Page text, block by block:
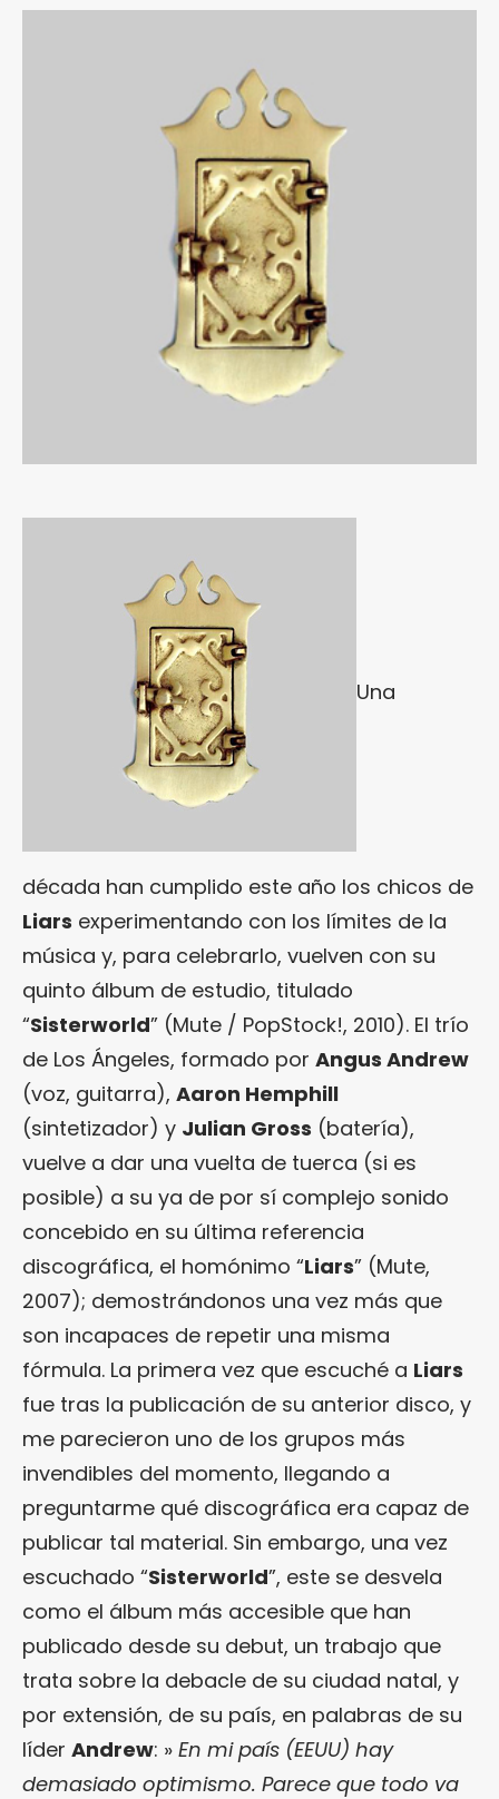
Una
década han cumplido este año los chicos de
Liars experimentando con los límites de la
música y, para celebrarlo, vuelven con su
quinto álbum de estudio, titulado
“Sisterworld” (Mute / PopStock!, 2010). El trío
de Los Ángeles, formado por Angus Andrew
(voz, guitarra), Aaron Hemphill
(sintetizador) y Julian Gross (batería),
vuelve a dar una vuelta de tuerca (si es
posible) a su ya de por sí complejo sonido
concebido en su última referencia
discográfica, el homónimo “Liars” (Mute,
2007); demostrándonos una vez más que
son incapaces de repetir una misma
fórmula. La primera vez que escuché a Liars
fue tras la publicación de su anterior disco, y
me parecieron uno de los grupos más
invendibles del momento, llegando a
preguntarme qué discográfica era capaz de
publicar tal material. Sin embargo, una vez
escuchado “Sisterworld”, este se desvela
como el álbum más accesible que han
publicado desde su debut, un trabajo que
trata sobre la debacle de su ciudad natal, y
por extensión, de su país, en palabras de su
líder Andrew: » En mi país (EEUU) hay
demasiado optimismo. Parece que todo va